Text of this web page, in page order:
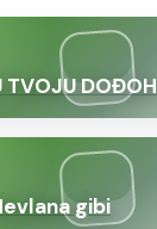
TVOJU DOĐOH
gibi